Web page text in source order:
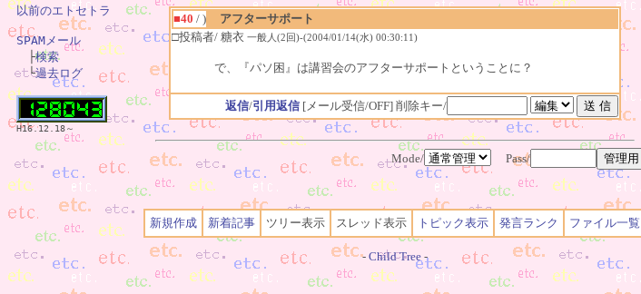
■40 / )
アフターサポート
□投稿者/ 糖衣 一般人(2回)-(2004/01/14(水) 00:30:11)
で、『パソ困』は講習会のアフターサポートということに？
返信/引用返信 [メール受信/OFF] 削除キー/
Mode/ Pass/
新規作成 新着記事 ツリー表示 スレッド表示 トピック表示 発言ランク ファイル一覧
- Child Tree -
以前のエトセトラ
SPAMメール
├検索
└過去ログ
H16.12.18～